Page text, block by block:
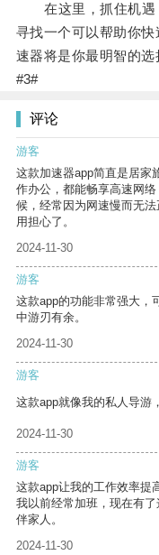
在这里，抓住机遇
寻找一个可以帮助你
速器将是你最明智的选
#3#
评论
游客
这款加速器app简直是居家
作办公，都能畅享高速网
候，经常因为网速慢而无
用担心了。
2024-11-30
游客
这款app的功能非常强大，
中游刃有余。
2024-11-30
游客
这款app就像我的私人导游
2024-11-30
游客
这款app让我的工作效率提
我以前经常加班，现在有
伴家人。
2024-11-30